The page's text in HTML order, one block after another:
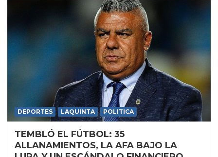
DEPORTES LAQUINTA POLITICA
TEMBLÓ EL FÚTBOL: 35
ALLANAMIENTOS, LA AFA BAJO LA